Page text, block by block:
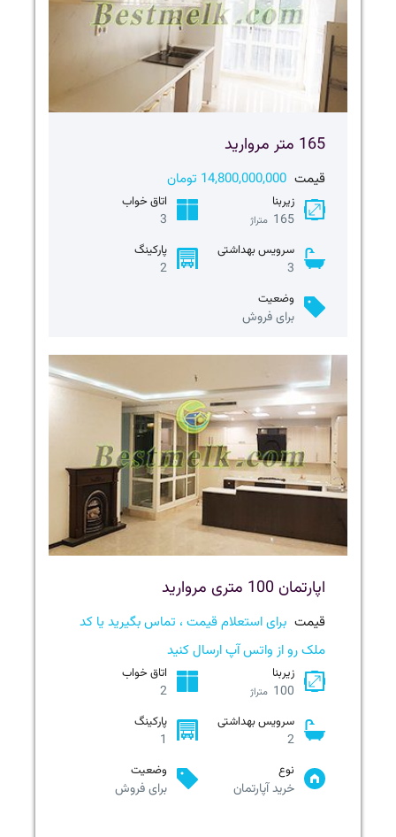
165 متر مروارید
قیمت 14,800,000,000 تومان
زیربنا
165 متراژ
اتاق خواب
3
سرویس بهداشتی
3
پارکینگ
2
وضعیت
برای فروش
اپارتمان 100 متری مروارید
قیمت برای استعلام قیمت ، تماس بگیرید یا کد
ملک رو از واتس آپ ارسال کنید
زیربنا
100 متراژ
اتاق خواب
2
سرویس بهداشتی
2
پارکینگ
1
نوع
خرید آپارتمان
وضعیت
برای فروش